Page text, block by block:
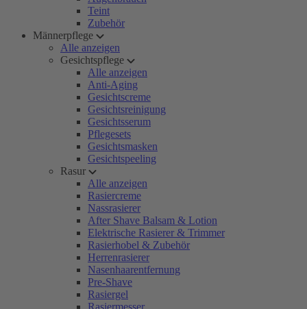
Teint
Zubehör
Männerpflege
Alle anzeigen
Gesichtspflege
Alle anzeigen
Anti-Aging
Gesichtscreme
Gesichtsreinigung
Gesichtsserum
Pflegesets
Gesichtsmasken
Gesichtspeeling
Rasur
Alle anzeigen
Rasiercreme
Nassrasierer
After Shave Balsam & Lotion
Elektrische Rasierer & Trimmer
Rasierhobel & Zubehör
Herrenrasierer
Nasenhaarentfernung
Pre-Shave
Rasiergel
Rasiermesser